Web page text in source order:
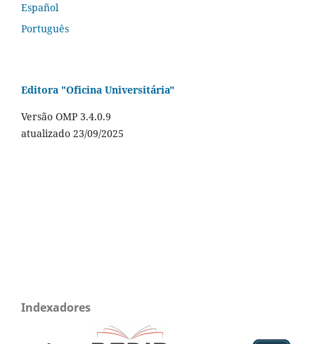
Español
Português
Editora "Oficina Universitária"
Versão OMP 3.4.0.9
atualizado 23/09/2025
Indexadores